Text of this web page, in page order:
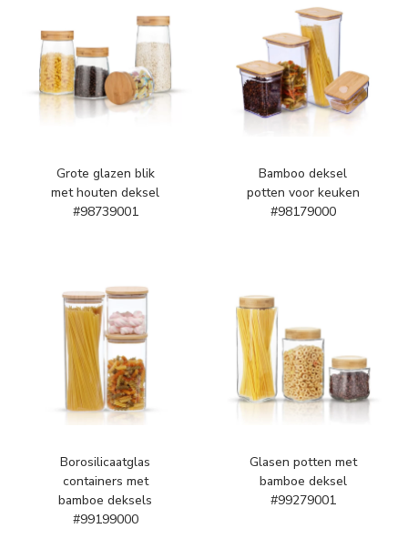
Grote glazen blik
met houten deksel
#98739001
Bamboo deksel
potten voor keuken
#98179000
Borosilicaatglas
containers met
bamboe deksels
#99199000
Glasen potten met
bamboe deksel
#99279001